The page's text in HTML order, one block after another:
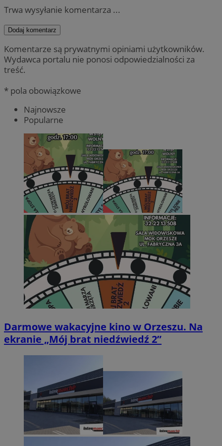
Trwa wysyłanie komentarza ...
Dodaj komentarz
Komentarze są prywatnymi opiniami użytkowników.
Wydawca portalu nie ponosi odpowiedzialności za
treść.
* pola obowiązkowe
Najnowsze
Popularne
Darmowe wakacyjne kino w Orzeszu. Na
ekranie „Mój brat niedźwiedź 2”